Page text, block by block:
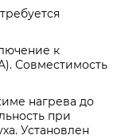
к
Совместимость
нагрева до
при
Установлен